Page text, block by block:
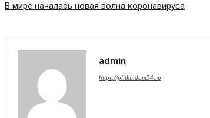
В мире началась новая волна коронавируса
admin
https://plitkindom54.ru